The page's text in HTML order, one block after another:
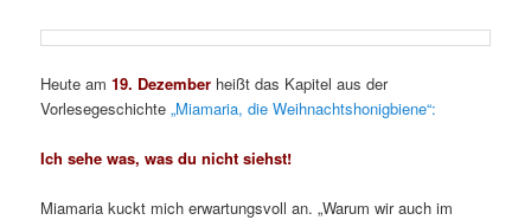
Heute am19. Dezember heißt das Kapitel aus der
Vorlesegeschichte„Miamaria, die Weihnachtshonigbiene“:
Ich sehe was, was du nicht siehst!
Miamaria kuckt mich erwartungsvoll an. „Warum wir auch im